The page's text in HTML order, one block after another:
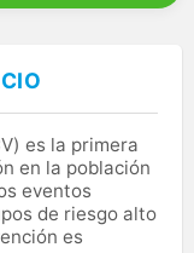
es la primera
en la población
eventos
de riesgo alto
es